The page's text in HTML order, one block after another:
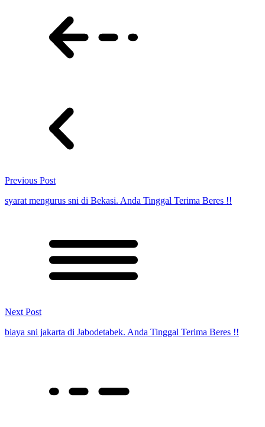
Previous Post
syarat mengurus sni di Bekasi. Anda Tinggal Terima Beres !!
Next Post
biaya sni jakarta di Jabodetabek. Anda Tinggal Terima Beres !!